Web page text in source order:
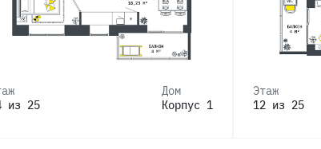
из 25
Дом
Корпус 1
Этаж
12 из 25